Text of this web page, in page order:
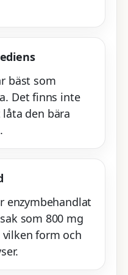
bäst som
Det finns inte
den bära
enzymbehandlat
som 800 mg
form och